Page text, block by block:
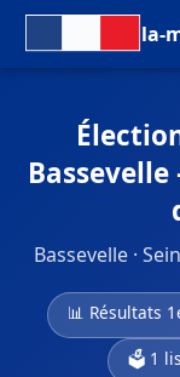
la-
Bassevelle ·
📊 Résultats
🗳️ 1